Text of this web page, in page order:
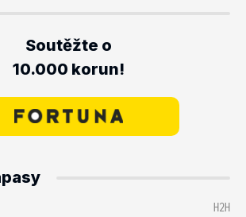
Soutěžte o
10.000 korun!
H2H